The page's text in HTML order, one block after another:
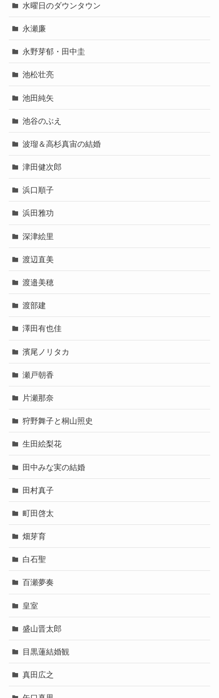
水曜日のダウンタウン
永瀬廉
永野芽郁・田中圭
池松壮亮
池田純矢
池谷のぶえ
波瑠＆高杉真宙の結婚
津田健次郎
浜口順子
浜田雅功
深津絵里
渡辺直美
渡邉美穂
渡部建
澤田有也佳
濱尾ノリタカ
瀬戸朝香
片瀬那奈
狩野舞子と桐山照史
生田絵梨花
田中みな実の結婚
田村真子
町田啓太
畑芽育
白石聖
百瀬夢奏
皇室
盛山晋太郎
目黒蓮結婚観
真田広之